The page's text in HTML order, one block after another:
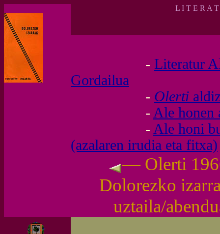
L I T E R A
- Literatur
Gordailua
- Olerti
- Ale honen
- Ale honi
(azalaren irudia eta fitxa)
— Olerti
Dolorezko
uztaila/